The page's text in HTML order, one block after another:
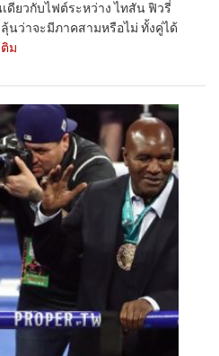
ดียวกับไฟต์ระหว่าง ไทสัน ฟิวรี่
นว่าจะมีภาคสามหรือไม่ ทั้งคู่ได้
ม